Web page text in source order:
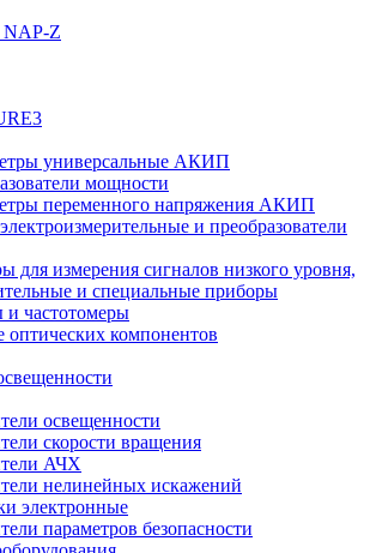
NAP-Z
универсальные АКИП
мощности
переменного напряжения АКИП
и преобразователи
для измерения сигналов низкого уровня,
и специальные приборы
частотомеры
оптических компонентов
освещенности
скорости вращения
АЧХ
нелинейных искажений
электронные
параметров безопасности